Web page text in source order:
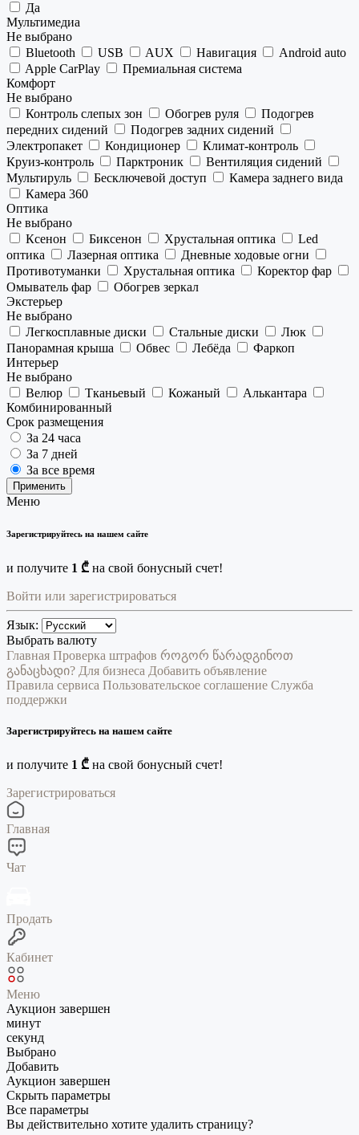
Да
Мультимедиа
Не выбрано
Bluetooth
USB AUX Навигация
Android auto
Apple CarPlay
Премиальная система
Комфорт
Не выбрано
Контроль слепых зон
Обогрев руля
Подогрев
передних сидений
Подогрев задних сидений
Электропакет
Кондиционер
Климат-контроль
Круиз-контроль
Парктроник
Вентиляция сидений
Мультируль
Бесключевой доступ
Камера заднего вида
Камера 360
Оптика
Не выбрано
Ксенон
Биксенон Хрустальная оптика
Led
оптика
Лазерная оптика
Дневные ходовые огни
Противотуманки
Хрустальная оптика
Коректор фар
Омыватель фар
Обогрев зеркал
Экстерьер
Не выбрано
Легкосплавные диски
Стальные диски
Люк
Панорамная крыша
Обвес Лебёда
Фаркоп
Интерьер
Не выбрано
Велюр
Тканьевый Кожаный
Алькантара
Комбинированный
Срок размещения
За 24 часа
За 7 дней
За все время
Применить
Меню
Зарегистрируйтесь на нашем сайте
и получите 1 ₾ на свой бонусный счет!
Войти или зарегистрироваться
Язык:
Выбрать валюту
Главная Проверка штрафов როგორ წარადგინოთ
განაცხადი? Для бизнеса Добавить объявление
Правила сервиса Пользовательское соглашение Служба
поддержки
Зарегистрируйтесь на нашем сайте
и получите 1 ₾ на свой бонусный счет!
Зарегистрироваться
Главная
Чат
Продать
Кабинет
Меню
Аукцион завершен
минут
секунд
Выбрано
Добавить
Аукцион завершен
Скрыть параметры
Все параметры
Вы действительно хотите удалить страницу?